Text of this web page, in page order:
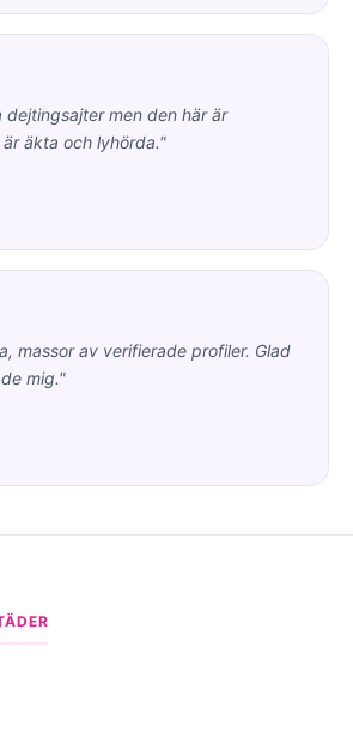
dejtingsajter men den här är
äkta och lyhörda."
massor av verifierade profiler. Glad
mig."